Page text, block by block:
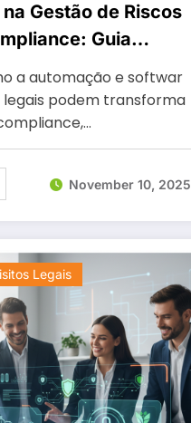
Gestão de Riscos
Guia
a automação e softwar
legais podem transforma
November 10, 2025
Legais